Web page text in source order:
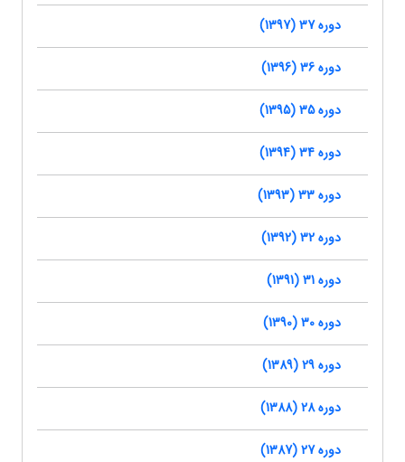
دوره 37 (1397)
دوره 36 (1396)
دوره 35 (1395)
دوره 34 (1394)
دوره 33 (1393)
دوره 32 (1392)
دوره 31 (1391)
دوره 30 (1390)
دوره 29 (1389)
دوره 28 (1388)
دوره 27 (1387)